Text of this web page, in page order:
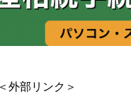
＜外部リンク＞